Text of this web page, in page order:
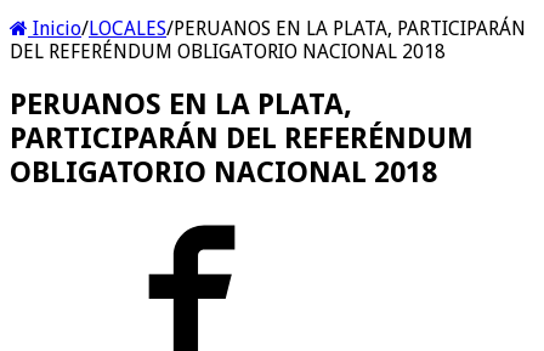
Inicio/LOCALES/PERUANOS EN LA PLATA, PARTICIPARÁN
DEL REFERÉNDUM OBLIGATORIO NACIONAL 2018
PERUANOS EN LA PLATA,
PARTICIPARÁN DEL REFERÉNDUM
OBLIGATORIO NACIONAL 2018